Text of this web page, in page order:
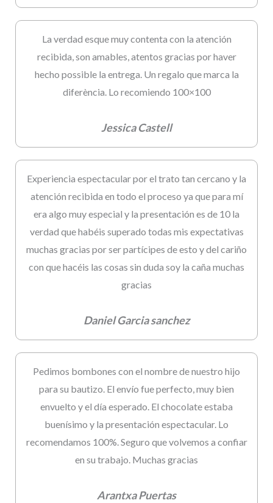
La verdad esque muy contenta con la atención
recibida, son amables, atentos gracias por haver
hecho possible la entrega. Un regalo que marca la
diferència. Lo recomiendo 100×100
Jessica Castell
Experiencia espectacular por el trato tan cercano y la
atención recibida en todo el proceso ya que para mí
era algo muy especial y la presentación es de 10 la
verdad que habéis superado todas mis expectativas
muchas gracias por ser partícipes de esto y del cariño
con que hacéis las cosas sin duda soy la caña muchas
gracias
Daniel Garcia sanchez
Pedimos bombones con el nombre de nuestro hijo
para su bautizo. El envío fue perfecto, muy bien
envuelto y el día esperado. El chocolate estaba
buenísimo y la presentación espectacular. Lo
recomendamos 100%. Seguro que volvemos a confiar
en su trabajo. Muchas gracias
Arantxa Puertas